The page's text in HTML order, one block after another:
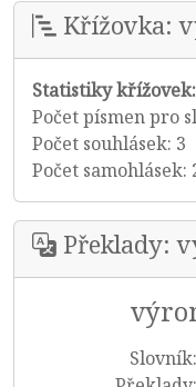
Křížovka:
Statistiky křížovek:
Počet písmen pro
Počet souhlásek: 3
Počet samohlásek:
Překlady:
Slovník: